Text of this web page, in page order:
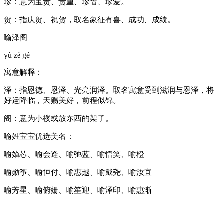
贺：指庆贺、祝贺，取名象征有喜、成功、成绩。
喻泽阁
yù zé gé
寓意解释：
泽：指恩德、恩泽、光亮润泽。取名寓意受到滋润与恩泽，将
好运降临，天赐美好，前程似锦。
阁：意为小楼或放东西的架子。
喻姓宝宝优选美名：
喻嫡芯、喻会逢、喻弛蓝、喻悟笑、喻橙
喻勋筝、喻恒付、喻惠越、喻戴尧、喻汝宜
喻芳星、喻俯姗、喻笙迎、喻泽印、喻惠渐